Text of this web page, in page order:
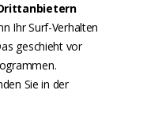
Ihr Surf-Verhalten
geschieht vor
Sie in der